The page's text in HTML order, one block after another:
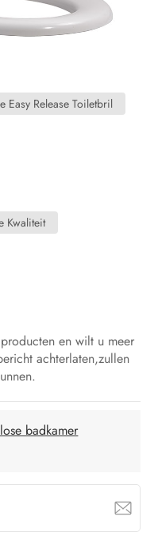
Easy Release Toiletbril
Kwaliteit
en wilt u meer
achterlaten,zullen
badkamer